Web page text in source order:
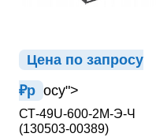
Цена по запросу
₽р осу">
СТ-49U-600-2М-Э-Ч
(130503-00389)